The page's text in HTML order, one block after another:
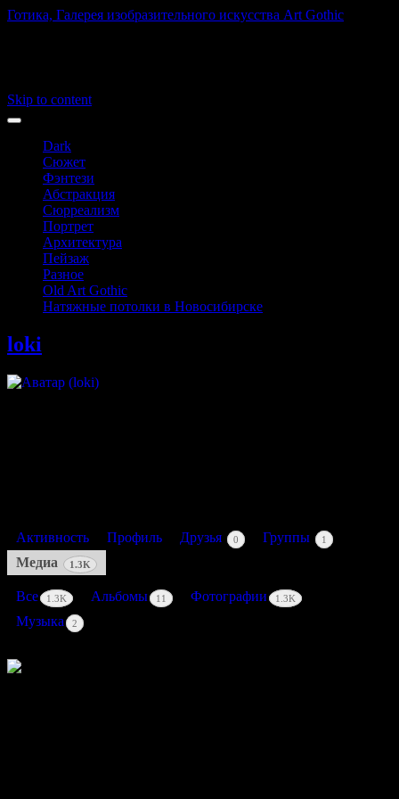
Готика, Галерея изобразительного искусства Art Gothic
Skip to content
Dark
Сюжет
Фэнтези
Абстракция
Сюрреализм
Портрет
Архитектура
Пейзаж
Разное
Old Art Gothic
Натяжные потолки в Новосибирске
loki
Активность Профиль Друзья 0 Группы 1
Медиа 1.3K
Все 1.3K Альбомы 11 Фотографии 1.3K
Музыка 2